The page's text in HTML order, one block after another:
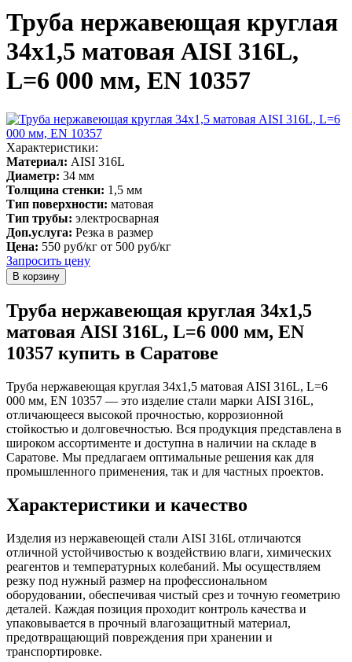
Труба нержавеющая круглая
34х1,5 матовая AISI 316L,
L=6 000 мм, EN 10357
Характеристики:
Материал: AISI 316L
Диаметр: 34 мм
Толщина стенки: 1,5 мм
Тип поверхности: матовая
Тип трубы: электросварная
Доп.услуга: Резка в размер
Цена: 550 руб/кг от 500 руб/кг
Запросить цену
Труба нержавеющая круглая 34х1,5
матовая AISI 316L, L=6 000 мм, EN
10357 купить в Саратове
Труба нержавеющая круглая 34х1,5 матовая AISI 316L, L=6
000 мм, EN 10357 — это изделие стали марки AISI 316L,
отличающееся высокой прочностью, коррозионной
стойкостью и долговечностью. Вся продукция представлена в
широком ассортименте и доступна в наличии на складе в
Саратове. Мы предлагаем оптимальные решения как для
промышленного применения, так и для частных проектов.
Характеристики и качество
Изделия из нержавеющей стали AISI 316L отличаются
отличной устойчивостью к воздействию влаги, химических
реагентов и температурных колебаний. Мы осуществляем
резку под нужный размер на профессиональном
оборудовании, обеспечивая чистый срез и точную геометрию
деталей. Каждая позиция проходит контроль качества и
упаковывается в прочный влагозащитный материал,
предотвращающий повреждения при хранении и
транспортировке.